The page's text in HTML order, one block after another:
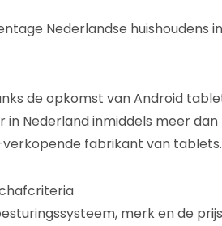
Nederlandse huishoudens
de opkomst van Android
in Nederland inmiddels meer dan
fabrikant van tablets.
merk en de